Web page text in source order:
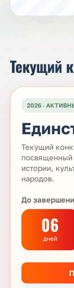
Текущий
2026 ·
Текущий
истории,
народов.
До
06
дней